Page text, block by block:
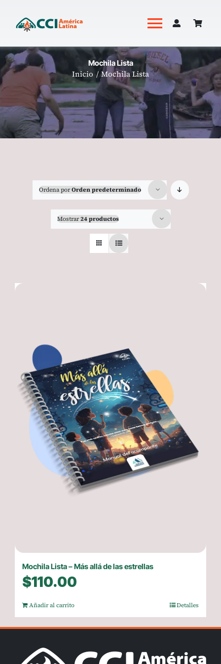
contenido
Toggle
Academia
Productos
Revista Hoguera
Mochila Lista
Inicio Mochila Lista
Ordena porOrden predeterminado
Mostrar24 productos
Mochila Lista – Más allá de las estrellas
$110.00
Añadir al carrito Detalles